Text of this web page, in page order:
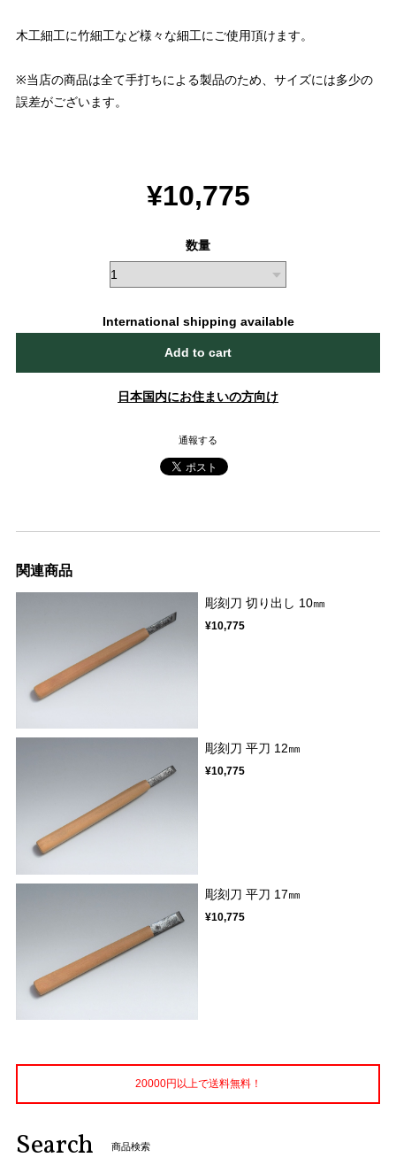
木工細工に竹細工など様々な細工にご使用頂けます。
※当店の商品は全て手打ちによる製品のため、サイズには多少の
誤差がございます。
¥10,775
数量
International shipping available
Add to cart
日本国内にお住まいの方向け
通報する
関連商品
彫刻刀 切り出し 10㎜
¥10,775
彫刻刀 平刀 12㎜
¥10,775
彫刻刀 平刀 17㎜
¥10,775
20000円以上で送料無料！
Search 商品検索